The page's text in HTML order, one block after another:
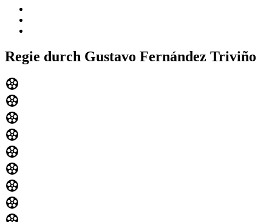
Regie durch Gustavo Fernández Triviño